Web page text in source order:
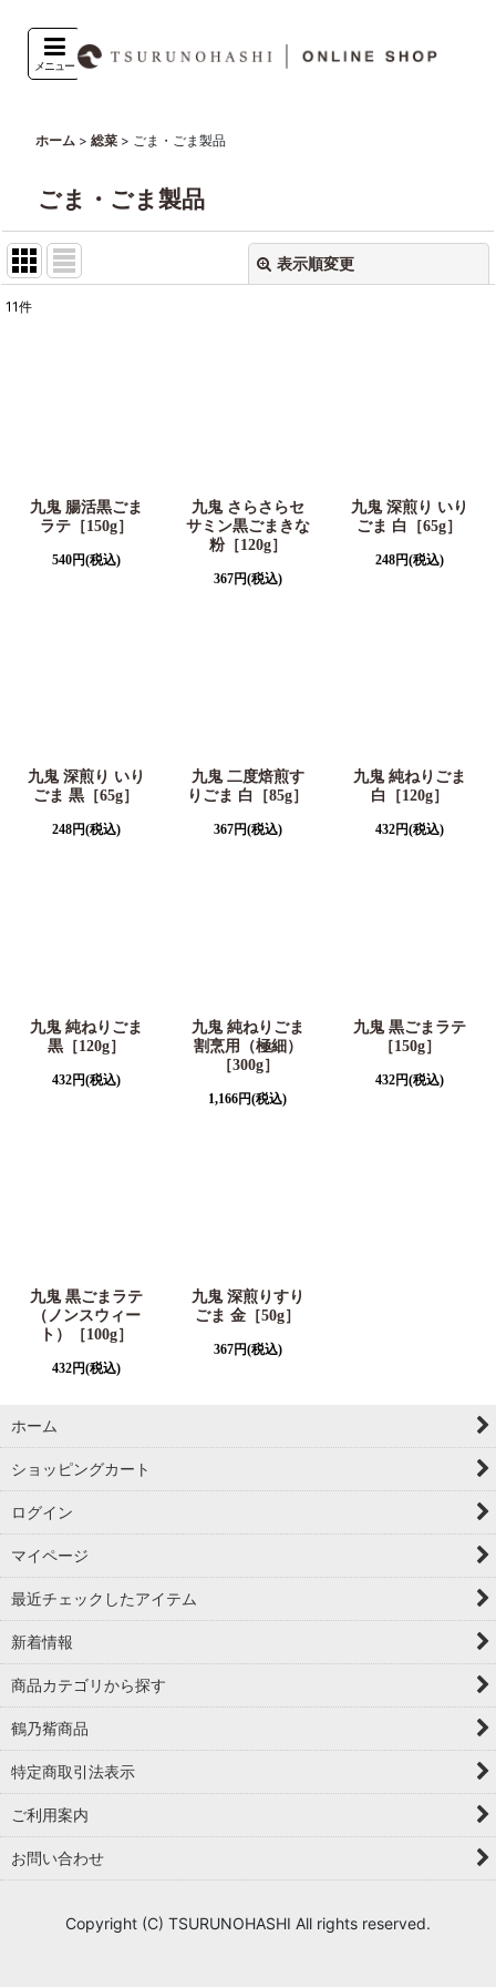
メニュー
ホーム > 総菜 > ごま・ごま製品
ごま・ごま製品
表示順変更
11件
九鬼 腸活黒ごま
ラテ［150g］
540円(税込)
九鬼 さらさらセ
サミン黒ごまきな
粉［120g］
367円(税込)
九鬼 深煎り いり
ごま 白［65g］
248円(税込)
九鬼 深煎り いり
ごま 黒［65g］
248円(税込)
九鬼 二度焙煎す
りごま 白［85g］
367円(税込)
九鬼 純ねりごま
白［120g］
432円(税込)
九鬼 純ねりごま
黒［120g］
432円(税込)
九鬼 純ねりごま
割烹用（極細）
［300g］
1,166円(税込)
九鬼 黒ごまラテ
［150g］
432円(税込)
九鬼 黒ごまラテ
（ノンスウィー
ト）［100g］
432円(税込)
九鬼 深煎りすり
ごま 金［50g］
367円(税込)
ホーム
ショッピングカート
ログイン
マイページ
最近チェックしたアイテム
新着情報
商品カテゴリから探す
鶴乃觜商品
特定商取引法表示
ご利用案内
お問い合わせ
Copyright (C) TSURUNOHASHI All rights reserved.